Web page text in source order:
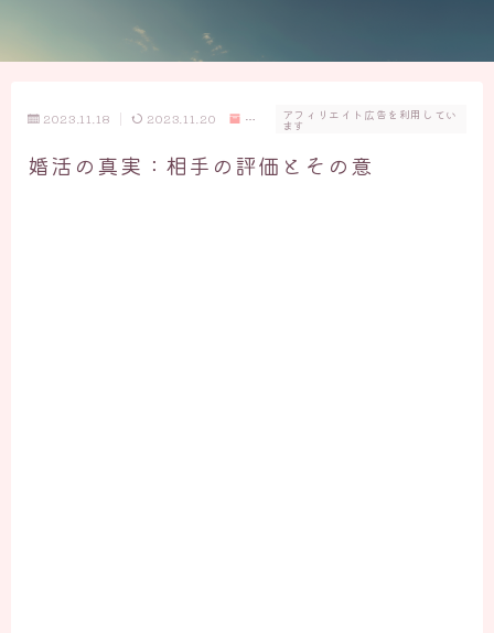
2023.11.18 2023.11.20 結 アフィリエイト広告を利用してい
ます
婚活の真実：相手の評価とその意